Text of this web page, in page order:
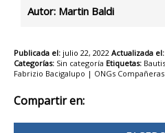
Autor: Martin Baldi
Publicada el: julio 22, 2022 Actualizada el:
Categorías: Sin categoría Etiquetas:
Fabrizio Bacigalupo | ONGs Compañeras
Compartir en: